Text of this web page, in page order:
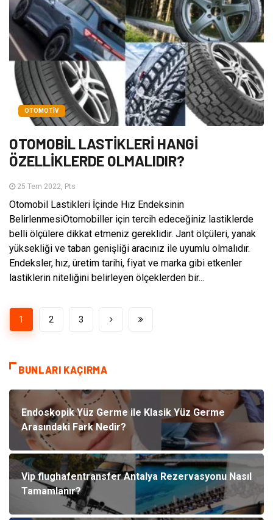
OTOMOTIV
OTOMOBİL LASTİKLERİ HANGİ
ÖZELLİKLERDE OLMALIDIR?
25 Tem 2022, Pts
Otomobil Lastikleri İçinde Hız Endeksinin
BelirlenmesiOtomobiller için tercih edeceğiniz lastiklerde
belli ölçülere dikkat etmeniz gereklidir. Jant ölçüleri, yanak
yüksekliği ve taban genişliği aracınız ile uyumlu olmalıdır.
Endeksler, hız, üretim tarihi, fiyat ve marka gibi etkenler
lastiklerin niteliğini belirleyen ölçeklerden bir...
1 2 3
BUNLARI KAÇIRMA
Endoskopik Yüz Germe ile Klasik Yüz Germe
Arasındaki Fark Nedir?
Vip flughafentransfer Antalya Rezervasyonu Nasıl
Tamamlanır?